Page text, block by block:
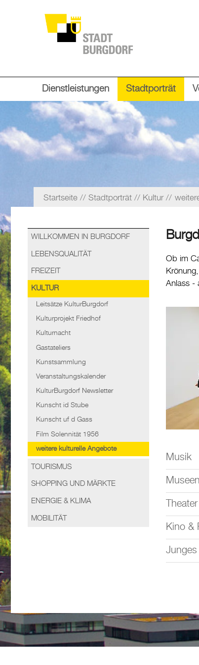
Dienstleistungen Stadtporträt
Startseite Stadtporträt Kultur
WILLKOMMEN IN BURGDORF
LEBENSQUALITÄT
FREIZEIT
KULTUR
Leitsätze KulturBurgdorf
Kulturprojekt Friedhof
Kulturnacht
Gastateliers
Kunstsammlung
Veranstaltungskalender
KulturBurgdorf Newsletter
Kunscht id Stube
Kunscht uf d Gass
Film Solennität 1956
weitere kulturelle Angebote
TOURISMUS
SHOPPING UND MÄRKTE
ENERGIE & KLIMA
MOBILITÄT
Ob im
Anlass -
Musik
Kino &